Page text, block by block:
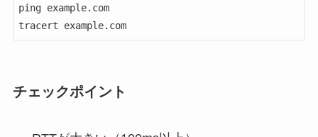
ping example.com
tracert example.com
チェックポイント